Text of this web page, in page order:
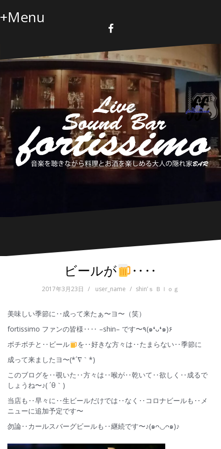
ン
へ
キ
+Menu
c
e
b
o
o
k
ビールが ‥‥
2017年3月23日 user_name shin’ｓ Ｂｌｏｇ
美味しい季節に‥成って来たぁ〜ヨ〜（笑）
fortissimo ファンの皆様‥‥ –shin– です〜٩(๑❛ᴗ❛๑)۶
ボチボチと‥ビール
を‥好きな方々は‥たまらない‥季節に
成って来ましたヨ〜(*´∇｀*)
このブログを‥覗いた‥方々は‥喉が‥乾いて‥欲しく‥成るで
しょうね〜♪( ´θ｀)
当店も‥早々に‥生ビールだけでは‥なく‥コロナビールも‥メ
ニューに追加予定です〜
勿論‥カールスバーグビールも‥継続です〜♪(๑ᴖ◡ᴖ๑)♪